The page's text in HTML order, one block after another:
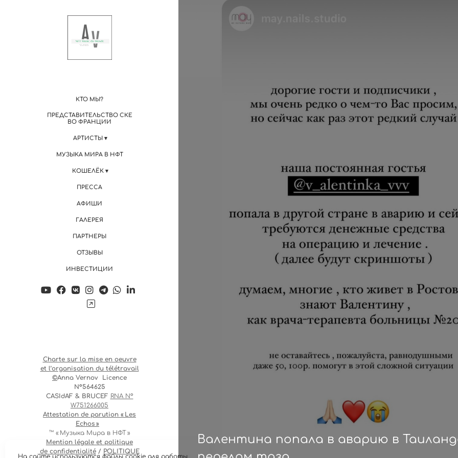
КТО МЫ?
ПРЕДСТАВИТЕЛЬСТВО СКЕ
ВО ФРАНЦИИ
АРТИСТЫ
МУЗЫКА МИРА В НФТ
КОШЕЛЁК
ПРЕССА
АФИШИ
ГАЛЕРЕЯ
ПАРТНЕРЫ
ОТЗЫВЫ
ИНВЕСТИЦИИ
Charte sur la mise en oeuvre
et l’organisation du télétravail
©Anna Vernov
Licence
N°564625
CASIdAF & BRUCEF RNA N°
W751266005
Attestation de parution « Les
Echos »
™️ « Музыка Мира в НФТ »
Mention légale et politique
de confidentialité/ POLITIQUE
Валентина попала в аварию в
На сайте используются файлы cookie для работы